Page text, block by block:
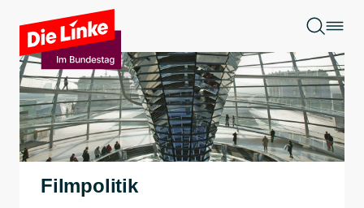
Zum Hauptinhalt springen
Filmpolitik